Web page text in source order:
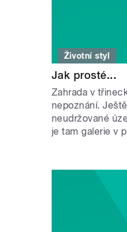
Životní styl
Jak prosté...
Zahrada v
nepoznání.
neudržované
je tam galerie v